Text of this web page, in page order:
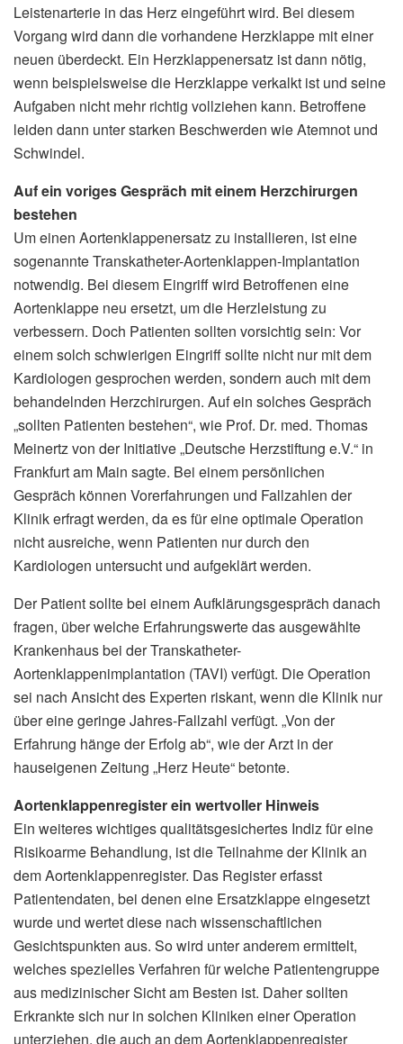
Leistenarterie in das Herz eingeführt wird. Bei diesem
Vorgang wird dann die vorhandene Herzklappe mit einer
neuen überdeckt. Ein Herzklappenersatz ist dann nötig,
wenn beispielsweise die Herzklappe verkalkt ist und seine
Aufgaben nicht mehr richtig vollziehen kann. Betroffene
leiden dann unter starken Beschwerden wie Atemnot und
Schwindel.
Auf ein voriges Gespräch mit einem Herzchirurgen
bestehen
Um einen Aortenklappenersatz zu installieren, ist eine
sogenannte Transkatheter-Aortenklappen-Implantation
notwendig. Bei diesem Eingriff wird Betroffenen eine
Aortenklappe neu ersetzt, um die Herzleistung zu
verbessern. Doch Patienten sollten vorsichtig sein: Vor
einem solch schwierigen Eingriff sollte nicht nur mit dem
Kardiologen gesprochen werden, sondern auch mit dem
behandelnden Herzchirurgen. Auf ein solches Gespräch
„sollten Patienten bestehen“, wie Prof. Dr. med. Thomas
Meinertz von der Initiative „Deutsche Herzstiftung e.V.“ in
Frankfurt am Main sagte. Bei einem persönlichen
Gespräch können Vorerfahrungen und Fallzahlen der
Klinik erfragt werden, da es für eine optimale Operation
nicht ausreiche, wenn Patienten nur durch den
Kardiologen untersucht und aufgeklärt werden.
Der Patient sollte bei einem Aufklärungsgespräch danach
fragen, über welche Erfahrungswerte das ausgewählte
Krankenhaus bei der Transkatheter-
Aortenklappenimplantation (TAVI) verfügt. Die Operation
sei nach Ansicht des Experten riskant, wenn die Klinik nur
über eine geringe Jahres-Fallzahl verfügt. „Von der
Erfahrung hänge der Erfolg ab“, wie der Arzt in der
hauseigenen Zeitung „Herz Heute“ betonte.
Aortenklappenregister ein wertvoller Hinweis
Ein weiteres wichtiges qualitätsgesichertes Indiz für eine
Risikoarme Behandlung, ist die Teilnahme der Klinik an
dem Aortenklappenregister. Das Register erfasst
Patientendaten, bei denen eine Ersatzklappe eingesetzt
wurde und wertet diese nach wissenschaftlichen
Gesichtspunkten aus. So wird unter anderem ermittelt,
welches spezielles Verfahren für welche Patientengruppe
aus medizinischer Sicht am Besten ist. Daher sollten
Erkrankte sich nur in solchen Kliniken einer Operation
unterziehen, die auch an dem Aortenklappenregister